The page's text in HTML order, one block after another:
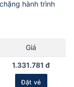
hành trình
Giá
1.331.781 đ
Đặt vé